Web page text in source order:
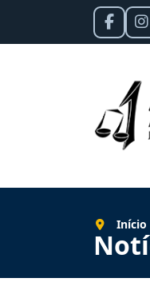
Início